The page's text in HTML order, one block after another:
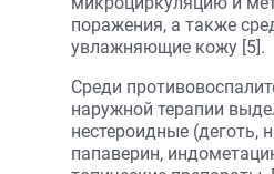
поражения, а также
увлажняющие кожу [5].
Среди
наружной терапии
нестероидные (деготь,
папаверин,